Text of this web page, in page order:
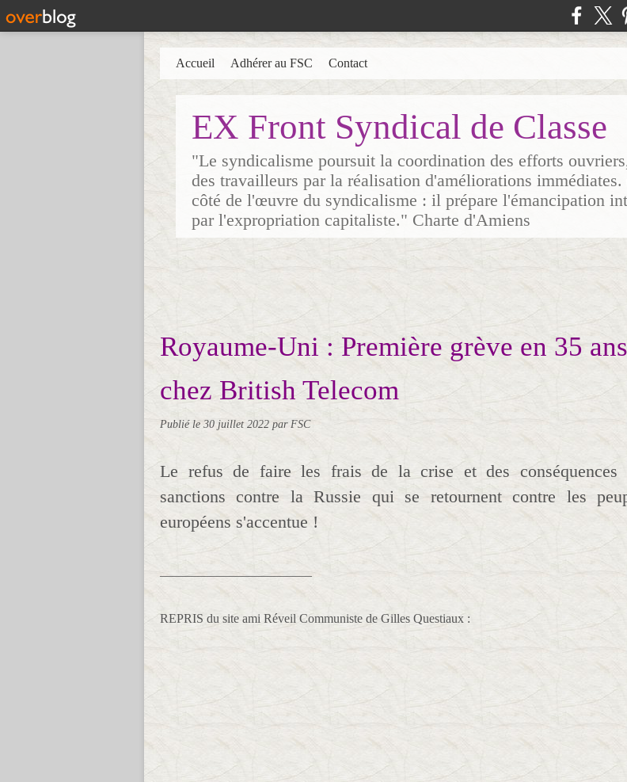
EX Front Syndical de Classe
"Le syndicalisme poursuit la coordination des efforts
des travailleurs par la réalisation d'améliorations
côté de l'œuvre du syndicalisme : il prépare l'émancipation
par l'expropriation capitaliste." Charte d'Amiens
Accueil Adhérer au FSC Contact
Royaume-Uni : Première grève en 35 ans
chez British Telecom
Publié le 30 juillet 2022 par FSC
Le refus de faire les frais de la crise et des conséquences
sanctions contre la Russie qui se retournent contre les
européens s'accentue !
________________________
REPRIS du site ami Réveil Communiste de Gilles Questiaux :